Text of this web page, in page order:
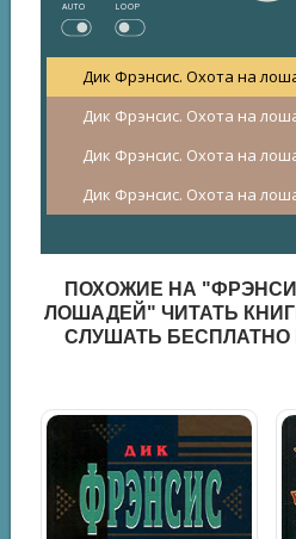
AUTO LOOP
Дик Фрэнсис. Охота на
Дик Фрэнсис. Охота на
Дик Фрэнсис. Охота на
Дик Фрэнсис. Охота на
ПОХОЖИЕ НА
ЛОШАДЕЙ" ЧИТАТЬ
СЛУШАТЬ